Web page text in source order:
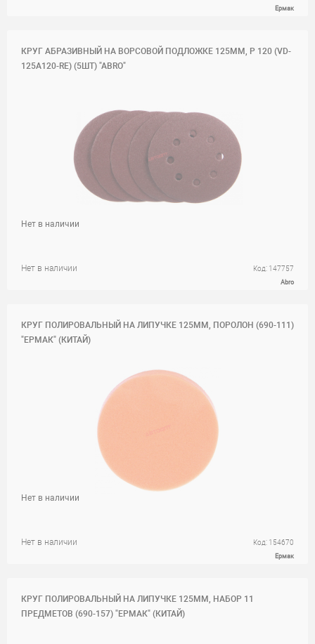
Ермак
КРУГ АБРАЗИВНЫЙ НА ВОРСОВОЙ ПОДЛОЖКЕ 125ММ, P 120 (VD-
125A120-RE) (5ШТ) "ABRO"
Нет в наличии Код: 147757
Abro
Нет в наличии
КРУГ ПОЛИРОВАЛЬНЫЙ НА ЛИПУЧКЕ 125ММ, ПОРОЛОН (690-111)
"ЕРМАК" (КИТАЙ)
Нет в наличии Код: 154670
Ермак
Нет в наличии
КРУГ ПОЛИРОВАЛЬНЫЙ НА ЛИПУЧКЕ 125ММ, НАБОР 11
ПРЕДМЕТОВ (690-157) "ЕРМАК" (КИТАЙ)